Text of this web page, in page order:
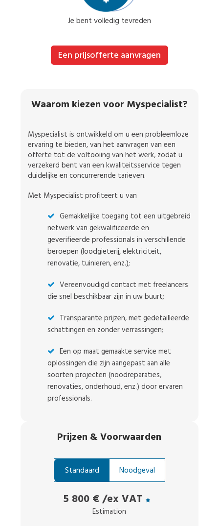
Je bent volledig tevreden
Een prijsofferte aanvragen
Waarom kiezen voor Myspecialist?
Myspecialist is ontwikkeld om u een probleemloze
ervaring te bieden, van het aanvragen van een
offerte tot de voltooiing van het werk, zodat u
verzekerd bent van een kwaliteitsservice tegen
duidelijke en concurrerende tarieven.
Met Myspecialist profiteert u van
Gemakkelijke toegang tot een uitgebreid
netwerk van gekwalificeerde en
geverifieerde professionals in verschillende
beroepen (loodgieterij, elektriciteit,
renovatie, tuinieren, enz.);
Vereenvoudigd contact met freelancers
die snel beschikbaar zijn in uw buurt;
Transparante prijzen, met gedetailleerde
schattingen en zonder verrassingen;
Een op maat gemaakte service met
oplossingen die zijn aangepast aan alle
soorten projecten (noodreparaties,
renovaties, onderhoud, enz.) door ervaren
professionals.
Prijzen & Voorwaarden
Standaard Noodgeval
5 800 € /ex VAT
Estimation